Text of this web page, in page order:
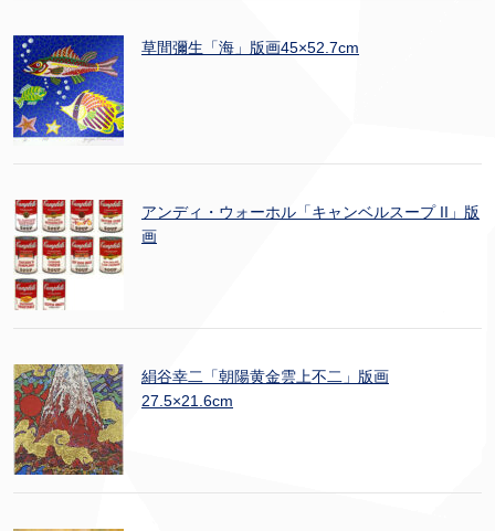
草間彌生「海」版画45×52.7cm
アンディ・ウォーホル「キャンベルスープ II」版
画
絹谷幸二「朝陽黄金雲上不二」版画
27.5×21.6cm